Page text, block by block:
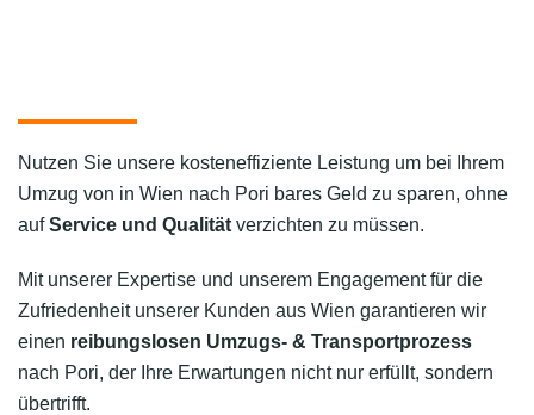
Nutzen Sie unsere kosteneffiziente Leistung um bei Ihrem
Umzug von in Wien nach Pori bares Geld zu sparen, ohne
aufService und Qualität verzichten zu müssen.
Mit unserer Expertise und unserem Engagement für die
Zufriedenheit unserer Kunden aus Wien garantieren wir
einen reibungslosen Umzugs- & Transportprozess
nach Pori, der Ihre Erwartungen nicht nur erfüllt, sondern
übertrifft.